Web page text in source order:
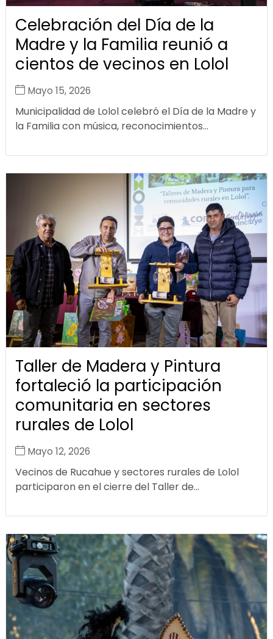
Celebración del Día de la
Madre y la Familia reunió a
cientos de vecinos en Lolol
Mayo 15, 2026
Municipalidad de Lolol celebró el Día de la Madre y
la Familia con música, reconocimientos...
Taller de Madera y Pintura
fortaleció la participación
comunitaria en sectores
rurales de Lolol
Mayo 12, 2026
Vecinos de Rucahue y sectores rurales de Lolol
participaron en el cierre del Taller de...